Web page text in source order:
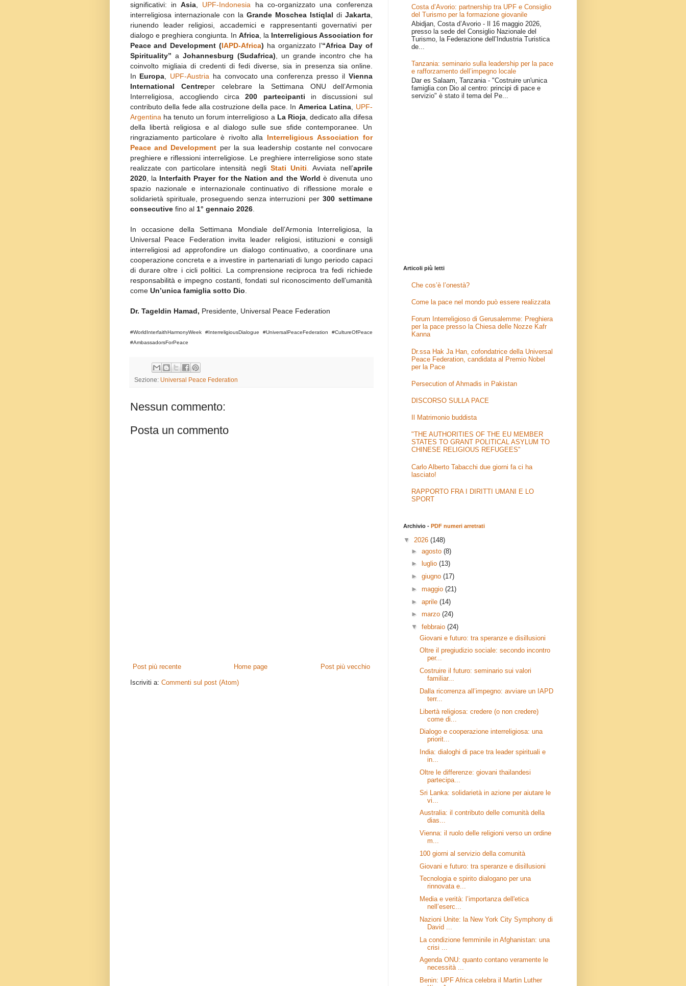
significativi: inAsia, UPF-Indonesia ha co-organizzato una conferenza
interreligiosa internazionale con la Grande Moschea Istiqlal di Jakarta,
riunendo leader religiosi, accademici e rappresentanti governativi per
dialogo e preghiera congiunta. In Africa, la Interreligious Association for
Peace and Development (IAPD-Africa) ha organizzato l’“Africa Day of
Spirituality” a Johannesburg (Sudafrica), un grande incontro che ha
coinvolto migliaia di credenti di fedi diverse, sia in presenza sia online.
In Europa, UPF-Austria ha convocato una conferenza presso il Vienna
International Centreper celebrare la Settimana ONU dell’Armonia
Interreligiosa, accogliendo circa200 partecipanti in discussioni sul
contributo della fede alla costruzione della pace. InAmerica Latina, UPF-
Argentinaha tenuto un forum interreligioso a La Rioja, dedicato alla difesa
della libertà religiosa e al dialogo sulle sue sfide contemporanee. Un
ringraziamento particolare è rivolto alla Interreligious Association for
Peace and Development per la sua leadership costante nel convocare
preghiere e riflessioni interreligiose. Le preghiere interreligiose sono state
realizzate con particolare intensità negli Stati Uniti. Avviata nell’aprile
2020, la Interfaith Prayer for the Nation and the World è divenuta uno
spazio nazionale e internazionale continuativo di riflessione morale e
solidarietà spirituale, proseguendo senza interruzioni per300 settimane
consecutivefino al 1° gennaio 2026.
In occasione della Settimana Mondiale dell’Armonia Interreligiosa, la
Universal Peace Federation invita leader religiosi, istituzioni e consigli
interreligiosi ad approfondire un dialogo continuativo, a coordinare una
cooperazione concreta e a investire in partenariati di lungo periodo capaci
di durare oltre i cicli politici. La comprensione reciproca tra fedi richiede
responsabilità e impegno costanti, fondati sul riconoscimento dell’umanità
come Un’unica famiglia sotto Dio.
Dr. Tageldin Hamad, Presidente, Universal Peace Federation
#WorldInterfaithHarmonyWeek #InterreligiousDialogue #UniversalPeaceFederation #CultureOfPeace
#AmbassadorsForPeace
Sezione: Universal Peace Federation
Nessun commento:
Posta un commento
Post più recente Post più vecchio
Home page
Iscriviti a: Commenti sul post (Atom)
Costa d’Avorio: partnership tra UPF e Consiglio
del Turismo per la formazione giovanile
Abidjan, Costa d’Avorio - Il 16 maggio 2026,
presso la sede del Consiglio Nazionale del
Turismo, la Federazione dell’Industria Turistica
de...
Tanzania: seminario sulla leadership per la pace
e rafforzamento dell’impegno locale
Dar es Salaam, Tanzania - "Costruire un'unica
famiglia con Dio al centro: principi di pace e
servizio" è stato il tema del Pe...
Articoli più letti
Che cos’è l’onestà?
Come la pace nel mondo può essere realizzata
Forum Interreligioso di Gerusalemme: Preghiera
per la pace presso la Chiesa delle Nozze Kafr
Kanna
Dr.ssa Hak Ja Han, cofondatrice della Universal
Peace Federation, candidata al Premio Nobel
per la Pace
Persecution of Ahmadis in Pakistan
DISCORSO SULLA PACE
Il Matrimonio buddista
"THE AUTHORITIES OF THE EU MEMBER
STATES TO GRANT POLITICAL ASYLUM TO
CHINESE RELIGIOUS REFUGEES"
Carlo Alberto Tabacchi due giorni fa ci ha
lasciato!
RAPPORTO FRA I DIRITTI UMANI E LO
SPORT
Archivio - PDF numeri arretrati
▼ 2026 (148)
►agosto(8)
►
luglio(13)
►giugno(17)
►maggio(21)
►aprile(14)
►marzo(24)
▼febbraio(24)
Giovani e futuro: tra speranze e disillusioni
Oltre il pregiudizio sociale: secondo incontro
per...
Costruire il futuro: seminario sui valori
familiar...
Dalla ricorrenza all’impegno: avviare un IAPD
terr...
Libertà religiosa: credere (o non credere)
come di...
Dialogo e cooperazione interreligiosa: una
priorit...
India: dialoghi di pace tra leader spirituali e
in...
Oltre le differenze: giovani thailandesi
partecipa...
Sri Lanka: solidarietà in azione per aiutare le
vi...
Australia: il contributo delle comunità della
dias...
Vienna: il ruolo delle religioni verso un ordine
m...
100 giorni al servizio della comunità
Giovani e futuro: tra speranze e disillusioni
Tecnologia e spirito dialogano per una
rinnovata e...
Media e verità: l’importanza dell'etica
nell’eserc...
Nazioni Unite: la New York City Symphony di
David ...
La condizione femminile in Afghanistan: una
crisi ...
Agenda ONU: quanto contano veramente le
necessità ...
Benin: UPF Africa celebra il Martin Luther